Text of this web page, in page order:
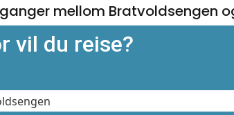
mellom Bratvoldsengen
vil du reise?